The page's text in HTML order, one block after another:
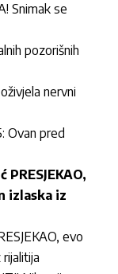
Snimak se
pozorišnih
nervni
Ovan pred
izlaska iz
evo